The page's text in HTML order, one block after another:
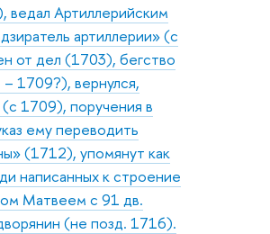
Артиллерийским
артиллерии» (с
от дел (1703), бегство
1709?), вернулся,
1709), поручения в
ему переводить
(1712), упомянут как
написанных к строение
Матвеем с 91 дв.
(не позд. 1716).